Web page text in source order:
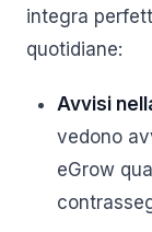
integra
quotidiane:
Avvisi
vedono
eGrow